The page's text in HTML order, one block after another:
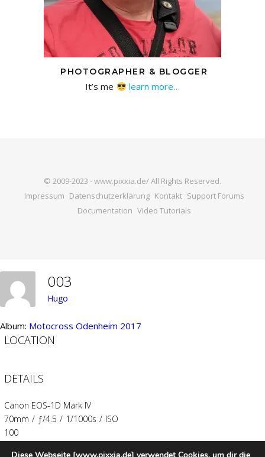
PHOTOGRAPHER & BLOGGER
It’s me learn more…
© 2009-2023 - www.pixxia.de/ All Rights Reserved.
Impressum Datenschutzerklärung Kontakt Support Forums
Documentation Video Tutorials
003
Hugo
Album: Motocross Odenheim 2017
LOCATION
DETAILS
Canon EOS-1D Mark IV
70mm / ƒ/4.5 / 1/1000s / ISO
100